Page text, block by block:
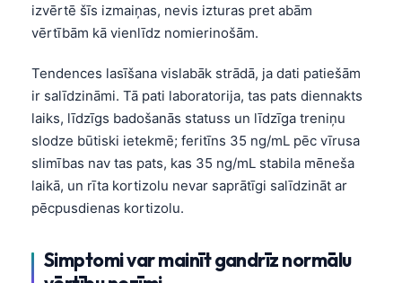
izvērtē šīs izmaiņas, nevis izturas pret abām
vērtībām kā vienlīdz nomierinošām.
Tendences lasīšana vislabāk strādā, ja dati patiešām
ir salīdzināmi. Tā pati laboratorija, tas pats diennakts
laiks, līdzīgs badošanās statuss un līdzīga treniņu
slodze būtiski ietekmē; feritīns 35 ng/mL pēc vīrusa
slimības nav tas pats, kas 35 ng/mL stabila mēneša
laikā, un rīta kortizolu nevar saprātīgi salīdzināt ar
pēcpusdienas kortizolu.
Simptomi var mainīt gandrīz normālu